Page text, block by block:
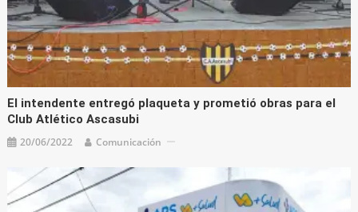
El intendente entregó plaqueta y prometió obras para el
Club Atlético Ascasubi
20/06/2022 Comunicación